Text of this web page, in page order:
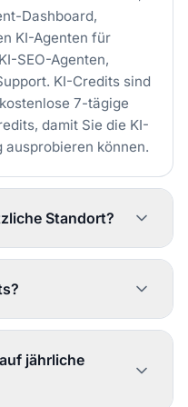
Dashboard,
KI-Agenten für
SEO-Agenten,
KI-Credits sind
7-tägige
damit Sie die KI-
ausprobieren können.
Standort?
2 hinaus kostet
Standorte auf 9 $
zusätzliche
Schieberegler des
für
KI-SEO-Agenten
auf eine
Aktion verbraucht
jährliche